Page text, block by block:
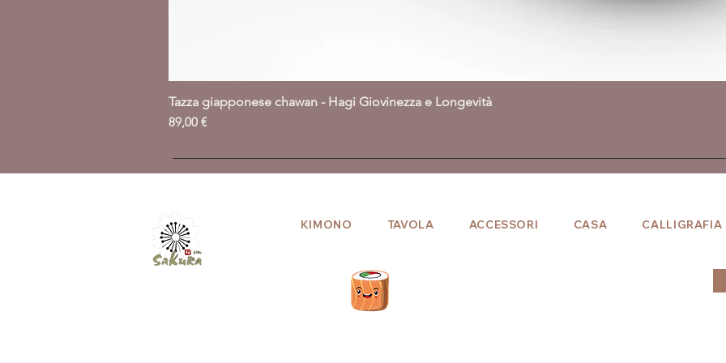
Tazza giapponese chawan - Hagi Giovinezza e Longevità
Prezzo
89,00 €
KIMONO TAVOLA ACCESSORI CASA CALLIGRAFIA